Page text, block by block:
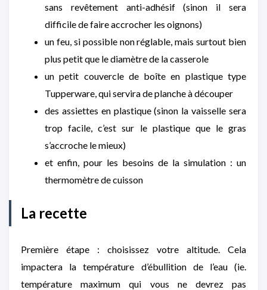
sans revêtement anti-adhésif (sinon il sera
difficile de faire accrocher les oignons)
un feu, si possible non réglable, mais surtout bien
plus petit que le diamètre de la casserole
un petit couvercle de boîte en plastique type
Tupperware, qui servira de planche à découper
des assiettes en plastique (sinon la vaisselle sera
trop facile, c’est sur le plastique que le gras
s’accroche le mieux)
et enfin, pour les besoins de la simulation : un
thermomètre de cuisson
La recette
Première étape : choisissez votre altitude. Cela
impactera la température d’ébullition de l’eau (ie.
température maximum qui vous ne devrez pas